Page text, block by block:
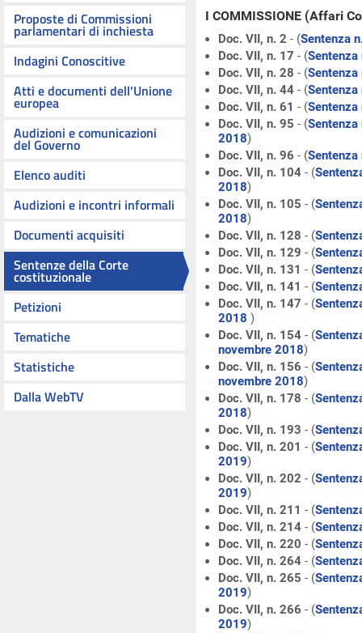
Proposte di Commissioni
parlamentari di inchiesta
Indagini Conoscitive
Atti e documenti dell'Unione
europea
Audizioni e comunicazioni
del Governo
Elenco auditi
Audizioni e incontri informali
Documenti acquisiti
Sentenze della Corte
costituzionale
Petizioni
Tematiche
Statistiche
Dalla WebTV
I COMMISSIONE (Affari
Doc. VII, n. 2 - (Sentenza
Doc. VII, n. 17 - (
Doc. VII, n. 28 - (
Doc. VII, n. 44- (
Doc. VII, n. 61 - (
Doc. VII, n. 95 - (
2018)
Doc. VII, n. 96 - (
Doc. VII, n. 104- (
2018)
Doc. VII, n. 105 - (
2018)
Doc. VII, n. 128 - (
Doc. VII, n. 129 - (
Doc. VII, n. 131 - (
Doc. VII, n. 141 - (
Doc. VII, n. 147 - (
2018 )
Doc. VII, n. 154- (
novembre 2018)
Doc. VII, n. 156 - (
novembre 2018)
Doc. VII, n. 178 - (
2018)
Doc. VII, n. 193 - (
Doc. VII, n. 201 - (
2019)
Doc. VII, n. 202 - (
2019)
Doc. VII, n. 211 - (
Doc. VII, n. 214- (
Doc. VII, n. 220 - (
Doc. VII, n. 264- (
Doc. VII, n. 265 - (
2019)
Doc. VII, n. 266 - (
2019)